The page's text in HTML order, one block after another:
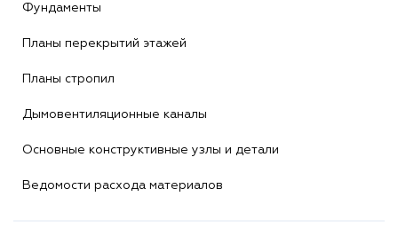
Фундаменты
Планы перекрытий этажей
Планы стропил
Дымовентиляционные каналы
Основные конструктивные узлы и детали
Ведомости расхода материалов